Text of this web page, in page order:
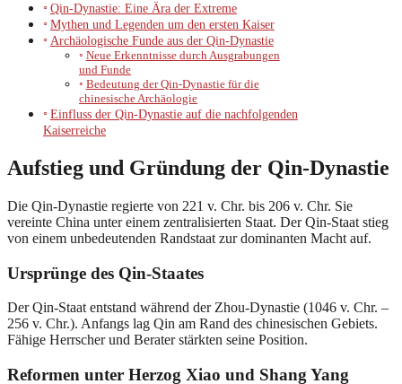
Qin-Dynastie: Eine Ära der Extreme
Mythen und Legenden um den ersten Kaiser
Archäologische Funde aus der Qin-Dynastie
Neue Erkenntnisse durch Ausgrabungen
und Funde
Bedeutung der Qin-Dynastie für die
chinesische Archäologie
Einfluss der Qin-Dynastie auf die nachfolgenden
Kaiserreiche
Aufstieg und Gründung der Qin-Dynastie
Die Qin-Dynastie regierte von 221 v. Chr. bis 206 v. Chr. Sie
vereinte China unter einem zentralisierten Staat. Der Qin-Staat stieg
von einem unbedeutenden Randstaat zur dominanten Macht auf.
Ursprünge des Qin-Staates
Der Qin-Staat entstand während der Zhou-Dynastie (1046 v. Chr. –
256 v. Chr.). Anfangs lag Qin am Rand des chinesischen Gebiets.
Fähige Herrscher und Berater stärkten seine Position.
Reformen unter Herzog Xiao und Shang Yang